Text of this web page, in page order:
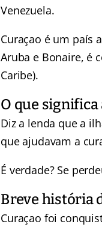
Venezuela.
Curaçao é um país
Aruba e Bonaire, é
Caribe).
O que significa
Diz a lenda que a
que ajudavam a
É verdade? Se
Breve história
Curaçao foi